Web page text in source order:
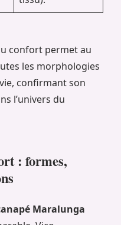
confort permet au
les morphologies
confirmant son
l’univers du
: formes,
Maralunga